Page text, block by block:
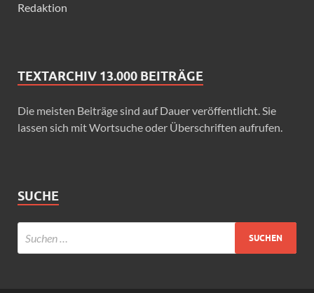
Redaktion
TEXTARCHIV 13.000 BEITRÄGE
Die meisten Beiträge sind auf Dauer veröffentlicht. Sie
lassen sich mit Wortsuche oder Überschriften aufrufen.
SUCHE